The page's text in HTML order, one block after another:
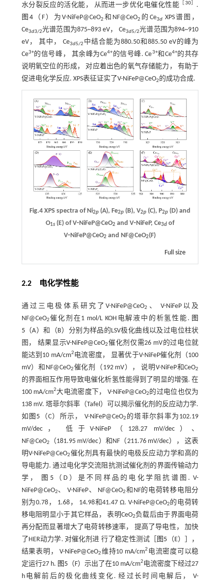
水分裂反应的活化能， 从而进一步优化电催化性能
30］ .
图4（F）为V-NiFeP@CeO2 和NF@CeO2 的Ce3dXPS谱图，
Ce3d3/2光谱范围为875~893 eV， Ce3d5/2光谱范围为894~910
eV， 其中， Ce3d5/2 中结合能为880.50和885.50 eV的峰为
Ce3+的信号峰， 其余峰为Ce4+的信号峰. Ce3+和Ce4+的共存
说明氧空位的形成， 对应着出色的氧气存储能力， 有助于
促进电化学反应. XPS表征证实了V-NiFeP@CeO2 的成功合成.
Fig.4 XPS spectra of Ni2p(A), Fe2p(B), V2p(C), P2p(D) and
O1s(E) of V⁃NiFeP@CeO2 and V⁃NiFeP, Ce3dof
V⁃NiFeP@CeO2 and NF@CeO2(F)
Full size
2.2 电化学性能
通过三电极体系研究了V-NiFeP@CeO2 、 V-NiFeP以及
NF@CeO2催化剂在1 mol/L KOH电解液中的析氢性能. 图
5（A）和（B）分别为样品的LSV极化曲线以及过电位柱状
图， 结果显示V-NiFeP@CeO2催化剂仅需26 mV的过电位就
能达到10 mA/cm2电流密度， 显著优于V-NiFeP催化剂（100
mV）和NF@CeO2催化剂（192 mV）， 说明V-NiFeP和CeO2
的界面相互作用导致电催化析氢性能得到了明显的增强. 在
100 mA/cm2大电流密度下， V-NiFeP@CeO2的过电位也仅为
138 mV. 塔菲尔斜率（Tafel）可以揭示催化剂的反应动力学.
如 图5 （C）所示， V-NiFeP@CeO2 的塔菲尔斜率为102.19
mV/dec， 低于V-NiFeP（128.27 mV/dec）、
NF@CeO2
（181.95 mV/dec）和NF（211.76 mV/dec）， 这表
明V-NiFeP@CeO2催化剂具有最快的电极反应动力学和高的
导电能力. 通过电化学交流阻抗测试催化剂的界面传输动力
学，
图5（D）是不同样品的电化学阻抗谱图. V-
NiFeP@CeO2、 V-NiFeP、 NF@CeO2和NF的电荷转移电阻分
别为0.78， 1.68， 14.98和41.47 Ω. V-NiFeP@CeO2的电荷转
移电阻明显小于其它样品， 表明CeO2负载后由于界面电荷
再分配而显著增大了电荷转移速率， 提高了导电性， 加快
了HER动力学. 对催化剂进 行了稳定性测试［
图5 （E）］，
结果表明， V-NiFeP@CeO2维持10 mA/cm2 电流密度可以稳
定运行27 h. 图5（F）示出了在10 mA/cm2电流密度下经过27
h电解前后的极化曲线变化. 经过长时间电解后， V-